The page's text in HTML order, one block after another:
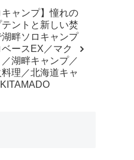
キャンプ】憧れの
ントと新しい焚
湖畔ソロキャンプ
ベースEX／マク
湖畔キャンプ／
理／北海道キャ